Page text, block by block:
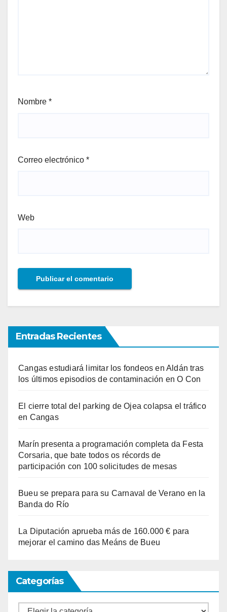
Nombre *
Correo electrónico *
Web
Entradas Recientes
Cangas estudiará limitar los fondeos en Aldán tras
los últimos episodios de contaminación en O Con
El cierre total del parking de Ojea colapsa el tráfico
en Cangas
Marín presenta a programación completa da Festa
Corsaria, que bate todos os récords de
participación con 100 solicitudes de mesas
Bueu se prepara para su Carnaval de Verano en la
Banda do Río
La Diputación aprueba más de 160.000 € para
mejorar el camino das Meáns de Bueu
Categorías
Categorías